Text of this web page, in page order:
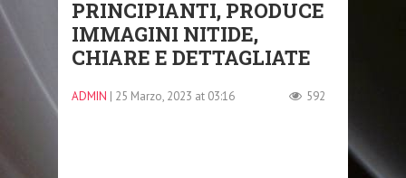
PRINCIPIANTI, PRODUCE
IMMAGINI NITIDE,
CHIARE E DETTAGLIATE
ADMIN | 25 Marzo, 2023 at 03:16 592